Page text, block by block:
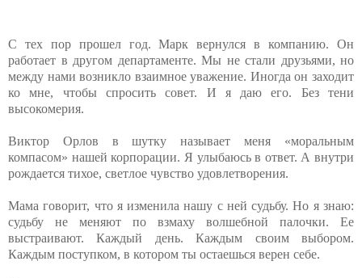
С тех пор прошел год. Марк вернулся в компанию. Он
работает в другом департаменте. Мы не стали друзьями, но
между нами возникло взаимное уважение. Иногда он заходит
ко мне, чтобы спросить совет. И я даю его. Без тени
высокомерия.
Виктор Орлов в шутку называет меня «моральным
компасом» нашей корпорации. Я улыбаюсь в ответ. А внутри
рождается тихое, светлое чувство удовлетворения.
Мама говорит, что я изменила нашу с ней судьбу. Но я знаю:
судьбу не меняют по взмаху волшебной палочки. Ее
выстраивают. Каждый день. Каждым своим выбором.
Каждым поступком, в котором ты остаешься верен себе.